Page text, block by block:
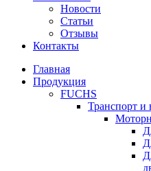
Новости
Статьи
Отзывы
Контакты
Главная
Продукция
FUCHS
Транспорт и